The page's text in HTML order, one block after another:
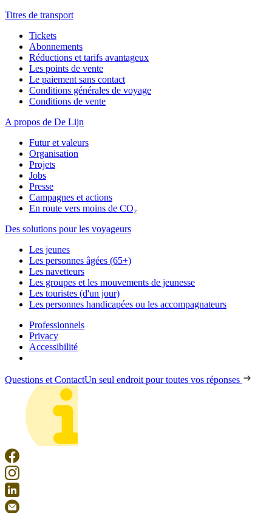
Titres de transport
Tickets
Abonnements
Réductions et tarifs avantageux
Les points de vente
Le paiement sans contact
Conditions générales de voyage
Conditions de vente
A propos de De Lijn
Futur et valeurs
Organisation
Projets
Jobs
Presse
Campagnes et actions
En route vers moins de CO₂
Des solutions pour les voyageurs
Les jeunes
Les personnes âgées (65+)
Les navetteurs
Les groupes et les mouvements de jeunesse
Les touristes (d'un jour)
Les personnes handicapées ou les accompagnateurs
Professionnels
Privacy
Accessibilité
Questions et ContactUn seul endroit pour toutes vos réponses